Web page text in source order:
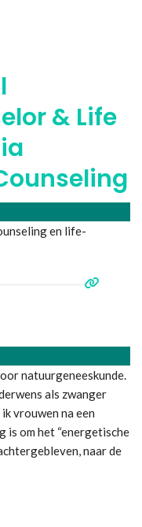
& Life
en life-
natuurgeneeskunde.
als zwanger
vrouwen na een
is om het “energetische
naar de